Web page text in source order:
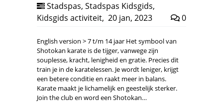
Stadspas, Stadspas Kidsgids,
Kidsgids activiteit, 20 jan, 2023 0
English version > 7 t/m 14 jaar Het symbool van
Shotokan karate is de tijger, vanwege zijn
souplesse, kracht, lenigheid en gratie. Precies dit
train je in de karatelessen. Je wordt leniger, krijgt
een betere conditie en raakt meer in balans.
Karate maakt je lichamelijk en geestelijk sterker.
Join the club en word een Shotokan…